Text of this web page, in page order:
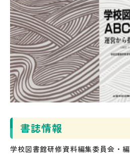
書誌情報
学校図書館研修資料編集委員会・編